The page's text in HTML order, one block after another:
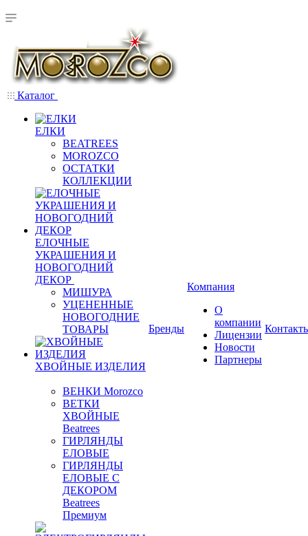
Каталог
ЕЛКИ
BEATREES
MOROZCO
ОСТАТКИ
КОЛЛЕКЦИИ
ЕЛОЧНЫЕ
УКРАШЕНИЯ И
НОВОГОДНИЙ
ДЕКОР
МИШУРА
УЦЕНЕННЫЕ
НОВОГОДНИЕ
ТОВАРЫ
ХВОЙНЫЕ ИЗДЕЛИЯ
ВЕНКИ Morozco
ВЕТКИ
ХВОЙНЫЕ
Beatrees
ГИРЛЯНДЫ
ЕЛОВЫЕ
ГИРЛЯНДЫ
ЕЛОВЫЕ С
ДЕКОРОМ
Beatrees
Премиум
Бренды
Компания
О
компании
Лицензии
Новости
Партнеры